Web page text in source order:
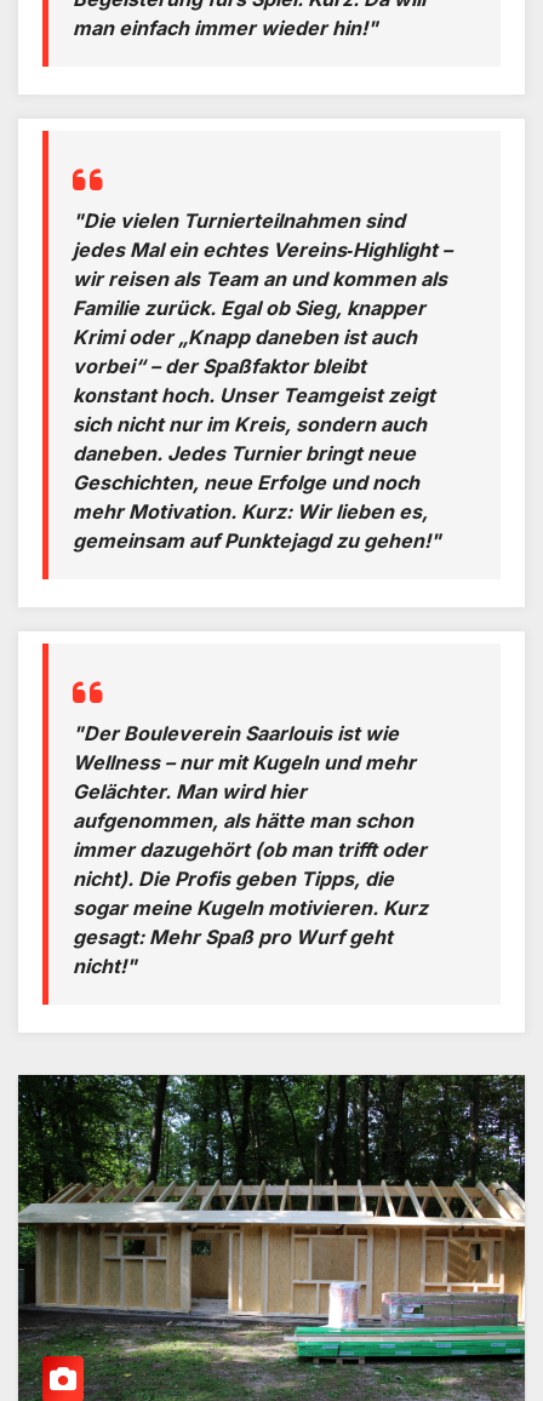
man einfach immer wieder hin!"
"Die vielen Turnierteilnahmen sind
jedes Mal ein echtes Vereins‑Highlight –
wir reisen als Team an und kommen als
Familie zurück. Egal ob Sieg, knapper
Krimi oder „Knapp daneben ist auch
vorbei“ – der Spaßfaktor bleibt
konstant hoch. Unser Teamgeist zeigt
sich nicht nur im Kreis, sondern auch
daneben. Jedes Turnier bringt neue
Geschichten, neue Erfolge und noch
mehr Motivation. Kurz: Wir lieben es,
gemeinsam auf Punktejagd zu gehen!"
"Der Bouleverein Saarlouis ist wie
Wellness – nur mit Kugeln und mehr
Gelächter. Man wird hier
aufgenommen, als hätte man schon
immer dazugehört (ob man trifft oder
nicht). Die Profis geben Tipps, die
sogar meine Kugeln motivieren. Kurz
gesagt: Mehr Spaß pro Wurf geht
nicht!"